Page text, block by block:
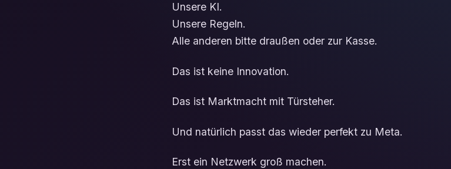
Unsere KI.
Unsere Regeln.
Alle anderen bitte draußen oder zur Kasse.
Das ist keine Innovation.
Das ist Marktmacht mit Türsteher.
Und natürlich passt das wieder perfekt zu Meta.
Erst ein Netzwerk groß machen.